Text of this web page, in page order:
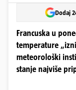
Dodaj
Francuska u
temperature
meteorološki
stanje najviše